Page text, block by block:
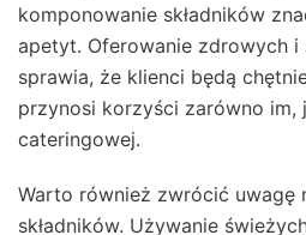
komponowanie składników
apetyt. Oferowanie zdrowych
sprawia, że klienci będą
przynosi korzyści zarówno im,
cateringowej.
Warto również zwrócić uwagę
składników. Używanie